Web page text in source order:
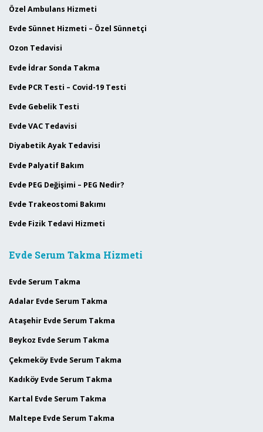
Özel Ambulans Hizmeti
Evde Sünnet Hizmeti – Özel Sünnetçi
Ozon Tedavisi
Evde İdrar Sonda Takma
Evde PCR Testi – Covid-19 Testi
Evde Gebelik Testi
Evde VAC Tedavisi
Diyabetik Ayak Tedavisi
Evde Palyatif Bakım
Evde PEG Değişimi – PEG Nedir?
Evde Trakeostomi Bakımı
Evde Fizik Tedavi Hizmeti
Evde Serum Takma Hizmeti
Evde Serum Takma
Adalar Evde Serum Takma
Ataşehir Evde Serum Takma
Beykoz Evde Serum Takma
Çekmeköy Evde Serum Takma
Kadıköy Evde Serum Takma
Kartal Evde Serum Takma
Maltepe Evde Serum Takma